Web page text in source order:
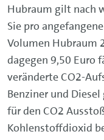
Hubraum gilt nach
Sie pro
Volumen Hubraum
dagegen 9,50 Euro
veränderte CO2-
Benziner und
für den CO2
Kohlenstoffdioxid